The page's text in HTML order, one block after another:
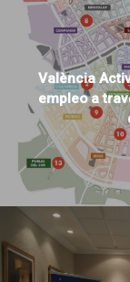
València
empleo a